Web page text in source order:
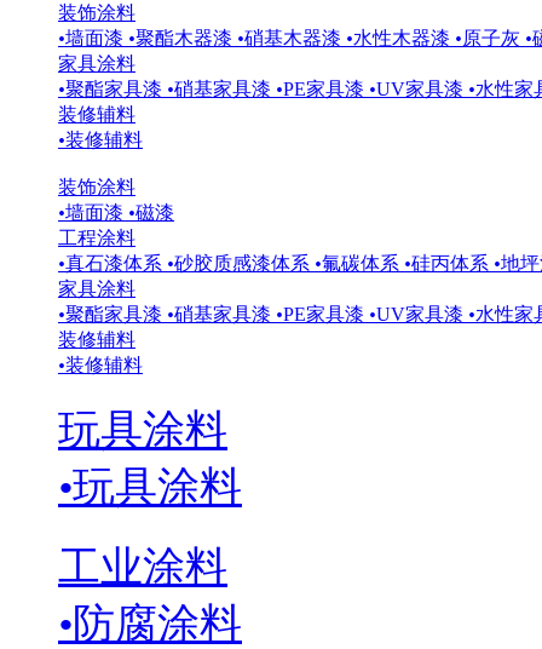
装饰涂料
•墙面漆 •聚酯木器漆 •硝基木器漆 •水性木器漆 •原子灰 •
家具涂料
•聚酯家具漆 •硝基家具漆 •PE家具漆 •UV家具漆 •水性家
装修辅料
•装修辅料
装饰涂料
•墙面漆 •磁漆
工程涂料
•真石漆体系 •砂胶质感漆体系 •氟碳体系 •硅丙体系 •地
家具涂料
•聚酯家具漆 •硝基家具漆 •PE家具漆 •UV家具漆 •水性家
装修辅料
•装修辅料
玩具涂料
•玩具涂料
工业涂料
•防腐涂料